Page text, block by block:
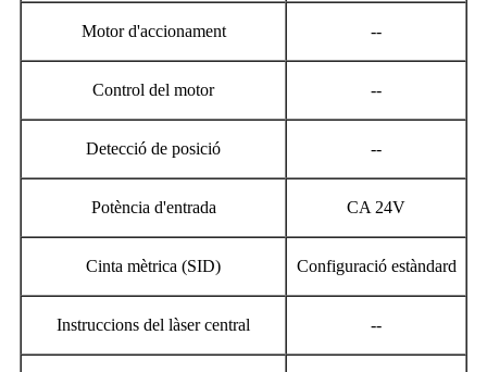
Motor d'accionament --
Control del motor --
Detecció de posició --
Potència d'entrada CA 24V
Cinta mètrica (SID) Configuració estàndard
Instruccions del làser central --